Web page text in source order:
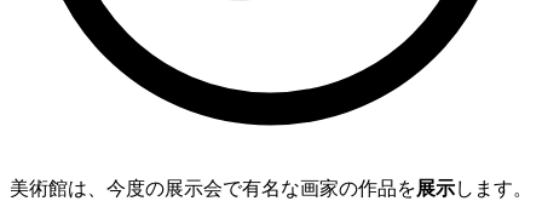
美術館は、今度の展示会で有名な画家の作品を展示します。